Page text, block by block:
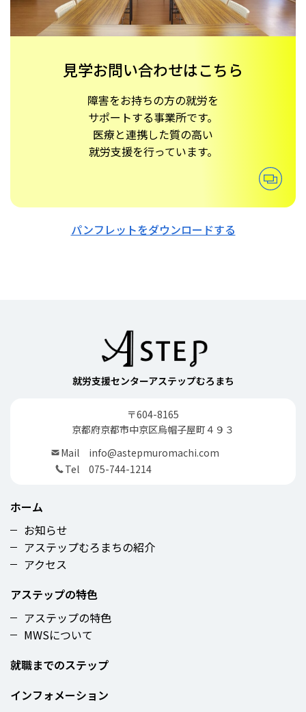
見学お問い合わせはこちら
障害をお持ちの方の就労を
サポートする事業所です。
医療と連携した質の高い
就労支援を行っています。
パンフレットをダウンロードする
就労支援センターアステップむろまち
〒604-8165
京都府京都市中京区烏帽子屋町４９３
Mail
info@astepmuromachi.com
Tel
075-744-1214
ホーム
お知らせ
アステップむろまちの紹介
アクセス
アステップの特色
アステップの特色
MWSについて
就職までのステップ
インフォメーション